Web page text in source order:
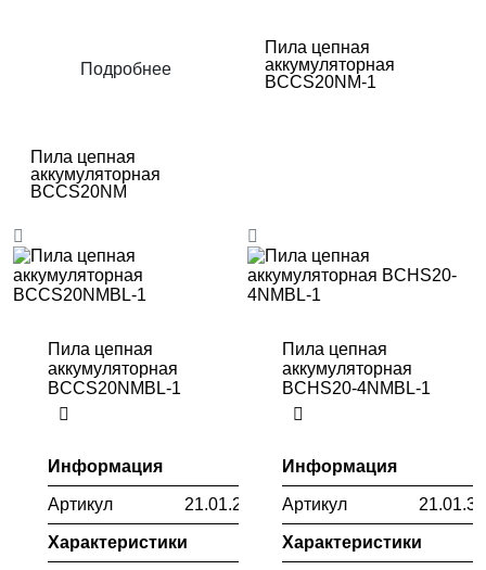
Подробнее
Пила цепная
аккумуляторная
BCCS20NM
Пила цепная
аккумуляторная
BCCS20NM-1
Пила цепная
аккумуляторная
BCCS20NMBL-1
Информация
Артикул 21.01.292.019
Характеристики
Пила цепная
аккумуляторная
BCHS20-4NMBL-1
Информация
Артикул
Характеристики